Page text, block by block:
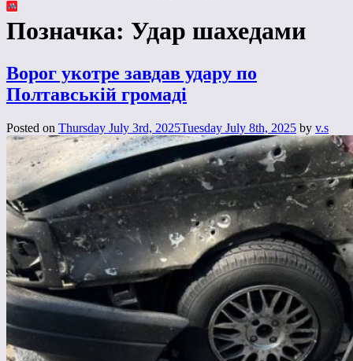
Позначка: Удар шахедами
Ворог укотре завдав удару по
Полтавській громаді
Posted on Thursday July 3rd, 2025Tuesday July 8th, 2025 by v.s